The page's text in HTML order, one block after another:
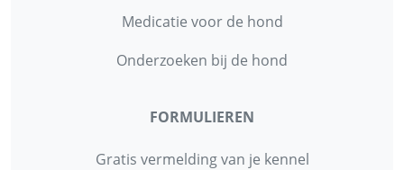
Medicatie voor de hond
Onderzoeken bij de hond
FORMULIEREN
Gratis vermelding van je kennel